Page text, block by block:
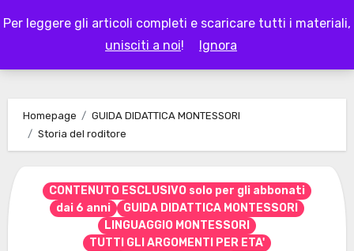
Per leggere gli articoli completi e scaricare tutti i materiali,
unisciti a noi! Ignora
to
LAPAPPADOLCE
Homepage
GUIDA DIDATTICA MONTESSORI
Storia del roditore
CONTENUTO ESCLUSIVO solo per gli abbonati
dai 6 anni
GUIDA DIDATTICA MONTESSORI
LINGUAGGIO MONTESSORI
TUTTI GLI ARGOMENTI PER ETA'